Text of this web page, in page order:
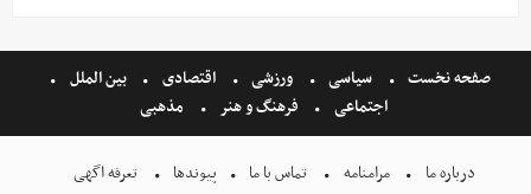
صفحه نخست سیاسی ورزشی اقتصادی
بین الملل
اجتماعی
فرهنگ و هنر مذهبی
درباره ما مرامنامه تماس با ما پیوندها تعرفه اگهی